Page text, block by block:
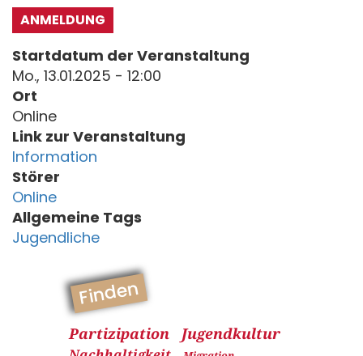
ANMELDUNG
Startdatum der Veranstaltung
Mo., 13.01.2025 - 12:00
Ort
Online
Link zur Veranstaltung
Information
Störer
Online
Allgemeine Tags
Jugendliche
Finden
Partizipation Jugendkultur